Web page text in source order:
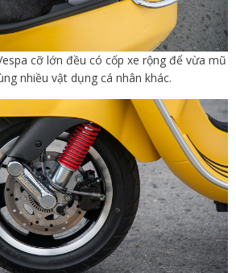
cỡ lớn đều có cốp xe rộng để vừa mũ
nhiều vật dụng cá nhân khác.